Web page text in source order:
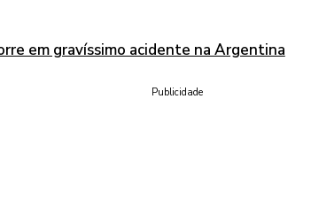
em gravíssimo acidente na Argentina
Publicidade